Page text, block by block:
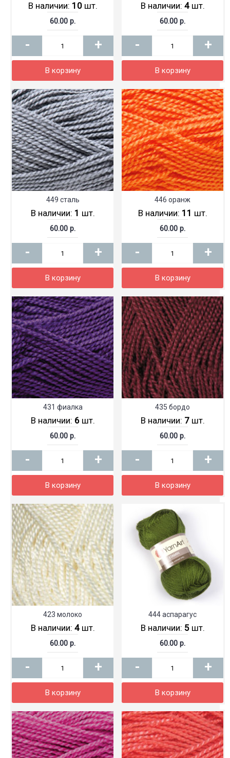
В наличии: 10шт.
60.00 р.
- +
В корзину
В наличии: 4шт.
60.00 р.
- +
В корзину
449 сталь
В наличии: 1 шт.
60.00 р.
- +
В корзину
446 оранж
В наличии: 11 шт.
60.00 р.
- +
В корзину
431 фиалка
В наличии: 6шт.
60.00 р.
- +
В корзину
435 бордо
В наличии: 7шт.
60.00 р.
- +
В корзину
423 молоко
В наличии: 4шт.
60.00 р.
- +
В корзину
444 аспарагус
В наличии: 5шт.
60.00 р.
- +
В корзину